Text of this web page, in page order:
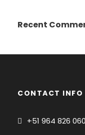
Recent
CONTACT INFO
+51 964 826 060